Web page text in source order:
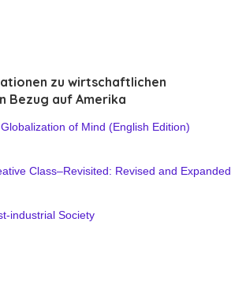
zu wirtschaftlichen
Bezug auf Amerika
of Mind (English Edition)
Class–Revisited: Revised and Expanded
industrial Society